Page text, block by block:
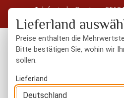
Zum Hauptinhalt springen
Telefonische Beratung:
Kostenloser Versand in Deutschland ab
Lieferland
Preise enthalten die
Bitte bestätigen Sie, wohin wir
sollen.
Lieferland